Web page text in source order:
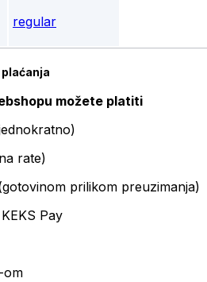
regular
možete platiti
rate)
prilikom preuzimanja)
Pay
om